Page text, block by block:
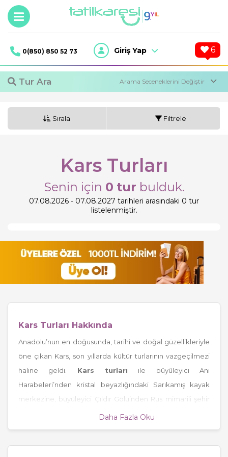
0(850) 850 52 73 Giriş Yap 6
Tur Ara
Tur Ara
Sırala Filtrele
Kars Turları
Senin için 0 tur bulduk.
07.08.2026 - 07.08.2027 tarihleri arasındaki 0 tur
listelenmiştir.
Kars Turları Hakkında
Anadolu’nun en doğusunda, tarihi ve doğal güzellikleriyle
öne çıkan Kars, son yıllarda kültür turlarının vazgeçilmezi
haline geldi. Kars turları ile büyüleyici Ani
Harabeleri’nden kristal beyazlığındaki Sarıkamış kayak
merkezine, büyüleyici Çıldır Gölü’nden Rus mimarili şehir
merkezine kadar, pek çok farklı deneyim bir arada
Daha Fazla Oku